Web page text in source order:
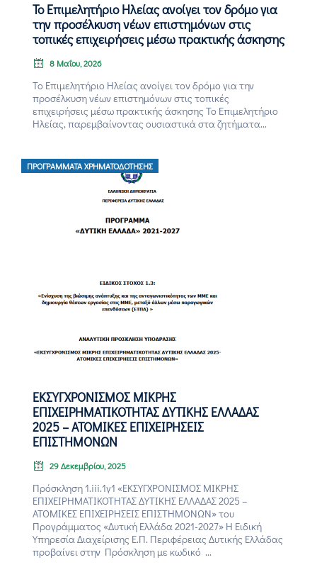
Το Επιμελητήριο Ηλείας ανοίγει τον δρόμο για
την προσέλκυση νέων επιστημόνων στις
τοπικές επιχειρήσεις μέσω πρακτικής άσκησης
8 Μαΐου, 2026
Το Επιμελητήριο Ηλείας ανοίγει τον δρόμο για την
προσέλκυση νέων επιστημόνων στις τοπικές
επιχειρήσεις μέσω πρακτικής άσκησης Το Επιμελητήριο
Ηλείας, παρεμβαίνοντας ουσιαστικά στα ζητήματα...
ΠΡΟΓΡΆΜΜΑΤΑ ΧΡΗΜΑΤΟΔΌΤΗΣΗΣ
ΕΚΣΥΓΧΡΟΝΙΣΜΟΣ ΜΙΚΡΗΣ
ΕΠΙΧΕΙΡΗΜΑΤΙΚΟΤΗΤΑΣ ΔΥΤΙΚΗΣ ΕΛΛΑΔΑΣ
2025 – ΑΤΟΜΙΚΕΣ ΕΠΙΧΕΙΡΗΣΕΙΣ
ΕΠΙΣΤΗΜΟΝΩΝ
29 Δεκεμβρίου, 2025
Πρόσκληση 1.iii.1γ1 «ΕΚΣΥΓΧΡΟΝΙΣΜΟΣ ΜΙΚΡΗΣ
ΕΠΙΧΕΙΡΗΜΑΤΙΚΟΤΗΤΑΣ ΔΥΤΙΚΗΣ ΕΛΛΑΔΑΣ 2025 –
ΑΤΟΜΙΚΕΣ ΕΠΙΧΕΙΡΗΣΕΙΣ ΕΠΙΣΤΗΜΟΝΩΝ» του
Προγράμματος «Δυτική Ελλάδα 2021-2027» Η Ειδική
Υπηρεσία Διαχείρισης Ε.Π. Περιφέρειας Δυτικής Ελλάδας
προβαίνει στην Πρόσκληση με κωδικό ...